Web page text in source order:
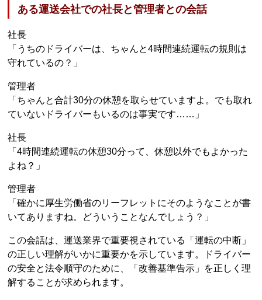
ある運送会社での社長と管理者との会話
社長
「うちのドライバーは、ちゃんと4時間連続運転の規則は
守れているの？」
管理者
「ちゃんと合計30分の休憩を取らせていますよ。でも取れ
ていないドライバーもいるのは事実です……」
社長
「4時間連続運転の休憩30分って、休憩以外でもよかった
よね？」
管理者
「確かに厚生労働省のリーフレットにそのようなことが書
いてありますね。どういうことなんでしょう？」
この会話は、運送業界で重要視されている「運転の中断」
の正しい理解がいかに重要かを示しています。ドライバー
の安全と法令順守のために、「改善基準告示」を正しく理
解することが求められます。